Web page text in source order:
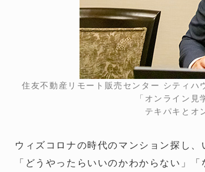
住友不動産リモート販売センター シティハ
「オンライン見
テキパキとオ
ウィズコロナの時代のマンション探し
「どうやったらいいのかわからない」